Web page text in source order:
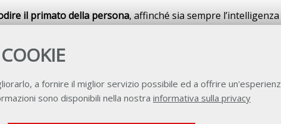
a fornire il miglior servizio possibile ed a offrire
sono disponibili nella nostra informativa sulla privacy
il primato della persona, affinché sia sempre l’intelligenza
a guidare le innovazioni tecniche e a stabilirne con
rinunciare alla tecnologia, ma impedirle di dominare
Commissione interdicasteriale sull’intelligenza
e progetti sull’AI, “comprese le politiche del suo utilizzo